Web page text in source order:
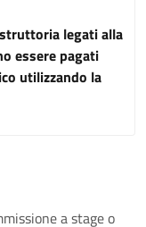
legati alla
essere pagati
utilizzando la
a stage o